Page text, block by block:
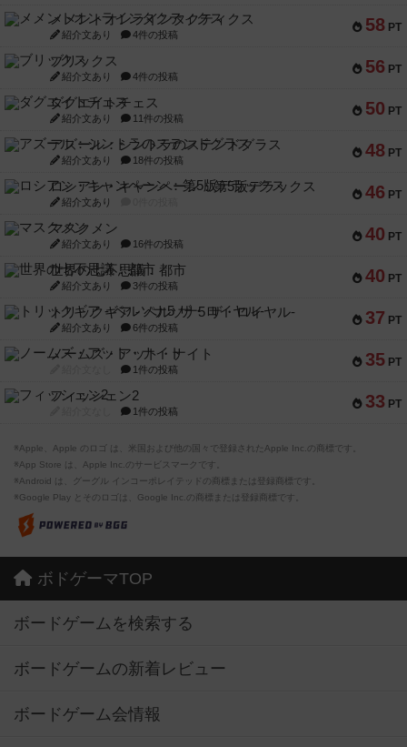
58 PT
メメントオンラインタクティクス
紹介文あり 4件の投稿
56 PT
ブリックス
紹介文あり 4件の投稿
50 PT
ダグエイトチェス
紹介文あり 11件の投稿
48 PT
アズール：シントラのステンドグラス
紹介文あり 18件の投稿
46 PT
ロシアン・キャンペーン：第5版デラックス
紹介文あり
40 PT
マスクメン
紹介文あり 16件の投稿
40 PT
世界の七不思議：都市
紹介文あり 3件の投稿
37 PT
トリックギア - ペルソナ5 ザ・ロイヤル-
紹介文あり 6件の投稿
35 PT
ノームズ・アット・ナイト
1件の投稿
33 PT
フィッシェン2
1件の投稿
※Apple、Apple のロゴ は、米国および他の国々で登録されたApple Inc.の商標です。
※App Store は、Apple Inc.のサービスマークです。
※Android は、グーグル インコーポレイテッドの商標または登録商標です。
※Google Play とそのロゴは、Google Inc.の商標または登録商標です。
ボドゲーマTOP
ボードゲームを検索する
ボードゲームの新着レビュー
ボードゲーム会情報